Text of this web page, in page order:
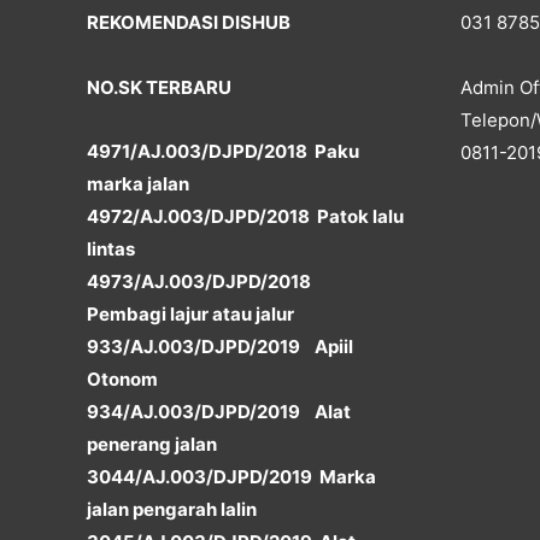
REKOMENDASI DISHUB
NO.SK TERBARU
4971/AJ.003/DJPD/2018 Paku
marka jalan
4972/AJ.003/DJPD/2018 Patok lalu
lintas
4973/AJ.003/DJPD/2018
Pembagi lajur atau jalur
933/AJ.003/DJPD/2019 Apiil
Otonom
934/AJ.003/DJPD/2019 Alat
penerang jalan
3044/AJ.003/DJPD/2019 Marka
jalan pengarah lalin
031
Admin
Telepon/
0811-